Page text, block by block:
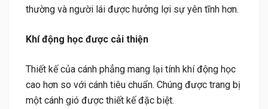
thường và người lái được hưởng lợi sự yên tĩnh hơn.
Khí động học được cải thiện
Thiết kế của cánh phẳng mang lại tính khí động học
cao hơn so với cánh tiêu chuẩn. Chúng được trang bị
một cánh gió được thiết kế đặc biệt.